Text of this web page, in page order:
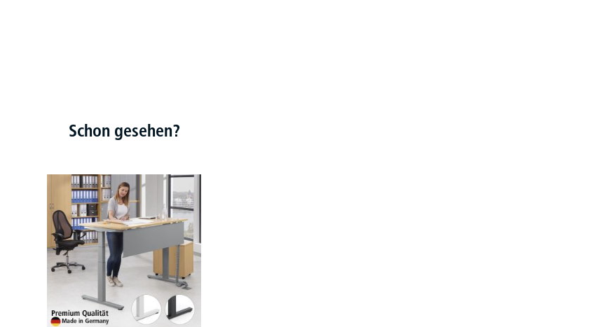
Schon gesehen?